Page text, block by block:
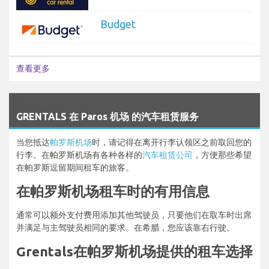
Budget
查看更多
GRENTALS 在 Paros 机场 的汽车租赁服务
当您抵达帕罗斯机场时，请记得在离开行李认领区之前取回您的
行李。在帕罗斯机场有各种各样的汽车租赁公司 ，方便那些希望
在帕罗斯逗留期间租车的旅客。
在帕罗斯机场租车时的有用信息
通常可以额外支付费用添加其他驾驶员，只要他们在取车时出席
并满足与主驾驶员相同的要求。在希腊，您应该靠右行驶。
Grentals在帕罗斯机场提供的租车选择